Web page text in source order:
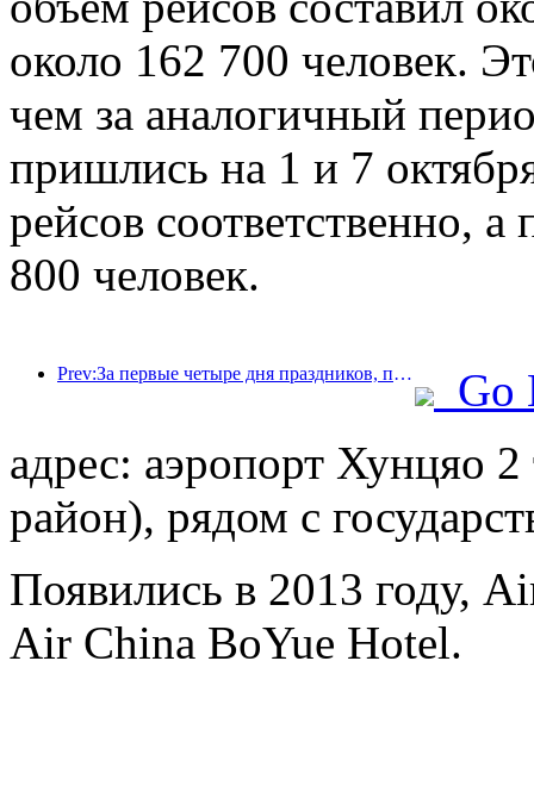
около 162 700 человек.
чем за аналогичный
пришлись на 1 и 7
рейсов соответственно,
800 человек.
Prev:За первые четыре дня праздников, посвященных Празднику середины осени и Дню независимости, Шанхай посетили более 15,11 млн туристов, что на 20% больше, чем годом ранее.
Go
адрес: аэропорт Хунцяо
район), рядом с
Появились в 2013 году,
Air China BoYue Hotel.